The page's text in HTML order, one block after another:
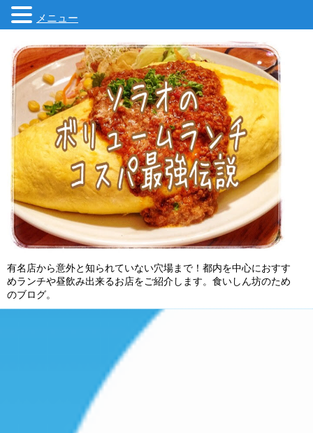
有名店から意外と知られていない穴場まで！都内を中心におすす
めランチや昼飲み出来るお店をご紹介します。食いしん坊のため
のブログ。
メニュー